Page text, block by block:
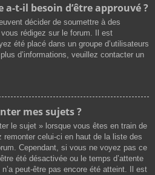
t-il besoin d’être approuvé ?
décider de soumettre à des
rédigez sur le forum. Il est
été placé dans un groupe d’utilisateurs
d’informations, veuillez contacter un
mes sujets ?
le sujet » lorsque vous êtes en train de
celui-ci en haut de la liste des
Cependant, si vous ne voyez pas ce
été désactivée ou le temps d’attente
peut-être pas encore été atteint. Il est